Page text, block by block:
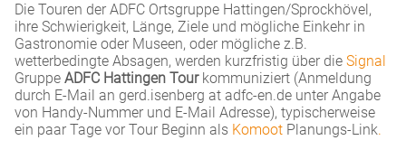
Die Touren der ADFC Ortsgruppe Hattingen/Sprockhövel,
ihre Schwierigkeit, Länge, Ziele und mögliche Einkehr in
Gastronomie oder Museen, oder mögliche z.B.
wetterbedingte Absagen, werden kurzfristig über die Signal
Gruppe ADFC Hattingen Tourkommuniziert (Anmeldung
durch E-Mail an gerd.isenberg at adfc-en.de unter Angabe
von Handy-Nummer und E-Mail Adresse), typischerweise
ein paar Tage vor Tour Beginn als Komoot Planungs-Link.